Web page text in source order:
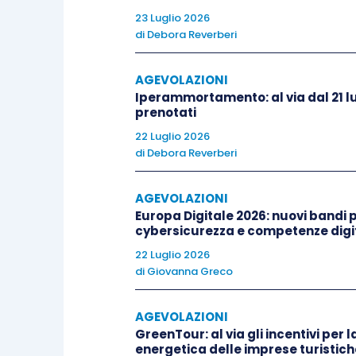
norma nel senso che la data di
Detto diversamente,
aderire alla rottamazione della lite,
ottobre 2018, la quale è da
Questo orientamento ermeneutico ha
se, al 24 ottobre, è stata
contribuente, essa dovrà
se, dopo il 24 ottobre, è
contribuente, essa
non sarà
della lite. Spetterà al difensore
23 Luglio 2026
di Debora Reverberi
AGEVOLAZIONI
Iperammortamento: al via dal 21
prenotati
22 Luglio 2026
di Debora Reverberi
AGEVOLAZIONI
Europa Digitale 2026: nuovi
cybersicurezza e competenze
22 Luglio 2026
di Giovanna Greco
AGEVOLAZIONI
GreenTour: al via gli incentivi per
energetica delle imprese